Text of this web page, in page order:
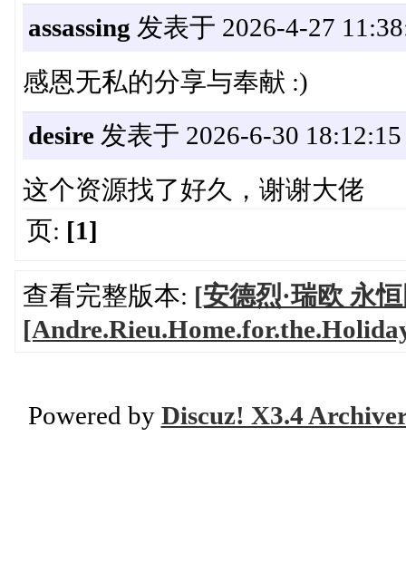
assassing 发表于 2026-4-27
感恩无私的分享与奉献 :)
desire发表于 2026-6-30 18:12:15
这个资源找了好久，谢谢大佬
页: [1]
查看完整版本: [安德烈·瑞欧 永
Powered by Discuz! X3.4